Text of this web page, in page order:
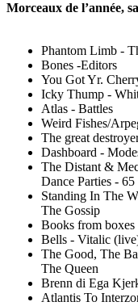
Morceaux de l’année,
Phantom Limb -
Bones -Editors
You Got Yr.
Icky Thump -
Atlas - Battles
Weird Fishes/
The great
Dashboard -
The Distant &
Dance Parties -
Standing In The
The Gossip
Books from
Bells - Vitalic
The Good, The
The Queen
Brenn di Ega
Atlantis To